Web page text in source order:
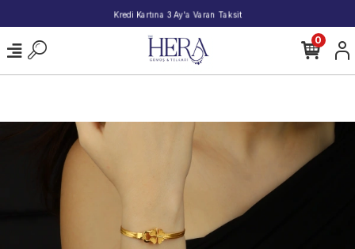
2000 TL ve Üzeri Alışverişlerde Kargo Bedava!
0